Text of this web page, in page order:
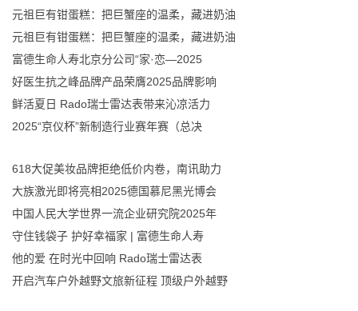
元祖巨有钳蛋糕：把巨蟹座的温柔，藏进奶油
元祖巨有钳蛋糕：把巨蟹座的温柔，藏进奶油
富德生命人寿北京分公司“家·恋—2025
好医生抗之峰品牌产品荣膺2025品牌影响
鲜活夏日 Rado瑞士雷达表带来沁凉活力
2025“京仪杯”新制造行业赛年赛（总决
618大促美妆品牌拒绝低价内卷，南讯助力
大族激光即将亮相2025德国慕尼黑光博会
中国人民大学世界一流企业研究院2025年
守住钱袋子 护好幸福家 | 富德生命人寿
他的爱 在时光中回响 Rado瑞士雷达表
开启汽车户外越野文旅新征程 顶级户外越野